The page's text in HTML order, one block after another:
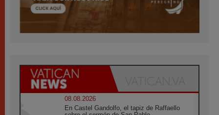
08.08.2026
En Castel Gandolfo, el tapiz de Raffaello